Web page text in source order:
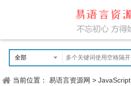
当前位置：易语言资源网 >JavaScript